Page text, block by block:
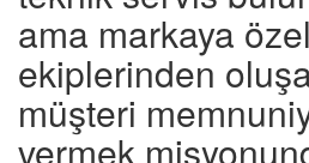
ama markaya
ekiplerinden
müşteri
vermek